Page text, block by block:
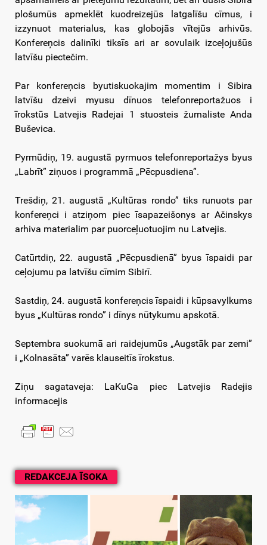
REDAKCEJA ĪSOKA
plošumūs apmeklēt kuodreizejūs latgalīšu cīmus, i
izzynuot materialus, kas globojās vītejūs arhivūs.
Konfereņcis dalinīki tiksīs ari ar sovulaik izceļojušūs
latvīšu piectečim.
Par konfereņcis byutiskuokajim momentim i Sibira
latvīšu dzeivi myusu dīnuos telefonreportažuos i
īrokstūs Latvejis Radejai 1 stuosteis žurnaliste Anda
Buševica.
Pyrmūdiņ, 19. augustā pyrmuos telefonreportažys byus
„Labrīt” ziņuos i programmā „Pēcpusdiena”.
Trešdiņ, 21. augustā „Kultūras rondo” tiks runuots par
konfereņci i atziņom piec īsapazeišonys ar Ačinskys
arhiva materialim par puorceļuotuojim nu Latvejis.
Catūrtdiņ, 22. augustā „Pēcpusdienā” byus īspaidi par
ceļojumu pa latvīšu cīmim Sibirī.
Sastdiņ, 24. augustā konfereņcis īspaidi i kūpsavylkums
byus „Kultūras rondo” i dīnys nūtykumu apskotā.
Septembra suokumā ari raidejumūs „Augstāk par zemi”
i „Kolnasāta” varēs klauseitīs īrokstus.
Ziņu sagataveja: LaKuGa piec Latvejis Radejis
informacejis